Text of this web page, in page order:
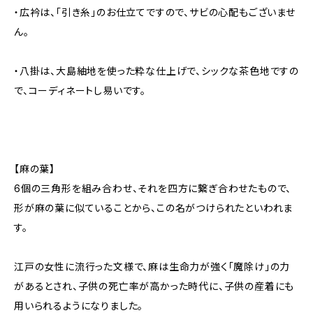
・広衿は、「引き糸」のお仕立てですので、サビの心配もございませ
ん。
・八掛は、大島紬地を使った粋な仕上げで、シックな茶色地ですの
で、コーディネートし易いです。
【麻の葉】
6個の三角形を組み合わせ、それを四方に繋ぎ合わせたもので、
形が麻の葉に似ていることから、この名がつけられたといわれま
す。
江戸の女性に流行った文様で、麻は生命力が強く「魔除け」の力
があるとされ、子供の死亡率が高かった時代に、子供の産着にも
用いられるようになりました。